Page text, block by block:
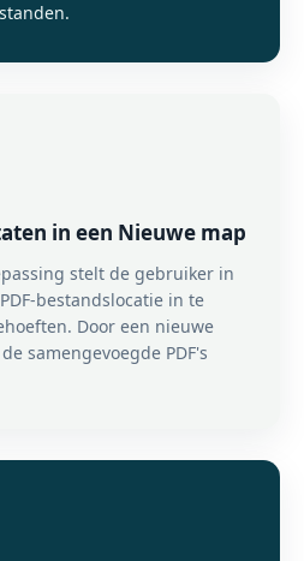
in een Nieuwe map
stelt de gebruiker in
bestandslocatie in te
Door een nieuwe
samengevoegde PDF's